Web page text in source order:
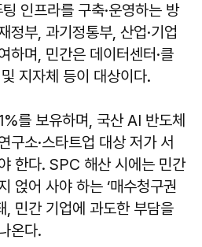
인프라를 구축·운영하는 방
정부, 과기정통부, 산업·기업
하며, 민간은 데이터센터·클
지자체 등이 대상이다.
를 보유하며, 국산 AI 반도체
구소·스타트업 대상 저가 서
한다. SPC 해산 시에는 민간
얹어 사야 하는 ‘매수청구권
, 민간 기업에 과도한 부담을
온다.